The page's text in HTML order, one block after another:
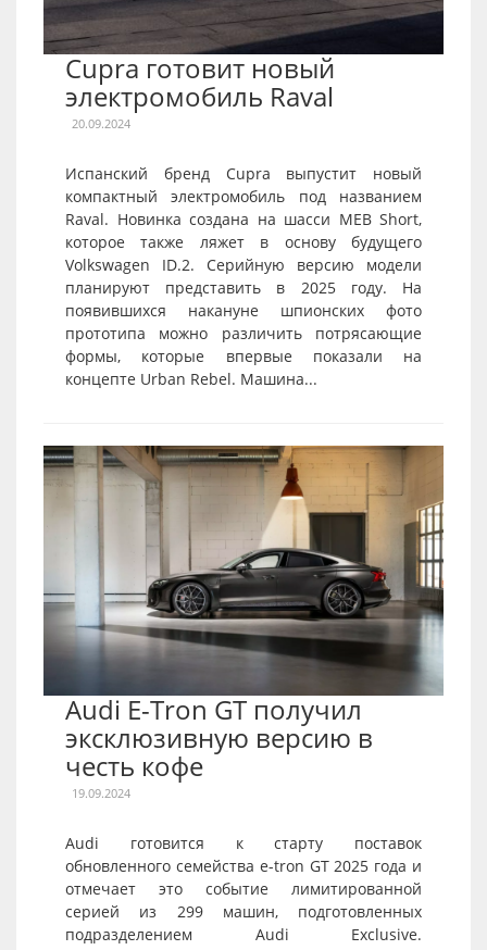
Cupra готовит новый
электромобиль Raval
20.09.2024
Испанский бренд Cupra выпустит новый
компактный электромобиль под названием
Raval. Новинка создана на шасси MEB Short,
которое также ляжет в основу будущего
Volkswagen ID.2. Серийную версию модели
планируют представить в 2025 году. На
появившихся накануне шпионских фото
прототипа можно различить потрясающие
формы, которые впервые показали на
концепте Urban Rebel. Машина...
Audi E-Tron GT получил
эксклюзивную версию в
честь кофе
19.09.2024
Audi готовится к старту поставок
обновленного семейства e-tron GT 2025 года и
отмечает это событие лимитированной
серией из 299 машин, подготовленных
подразделением Audi Exclusive.